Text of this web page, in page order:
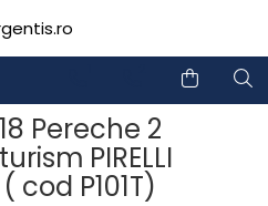
Pereche 2
PIRELLI
( cod P101T)